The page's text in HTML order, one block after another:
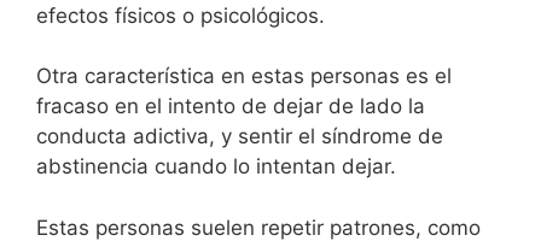
efectos físicos o psicológicos.
Otra característica en estas personas es el
fracaso en el intento de dejar de lado la
conducta adictiva, y sentir el síndrome de
abstinencia cuando lo intentan dejar.
Estas personas suelen repetir patrones, como